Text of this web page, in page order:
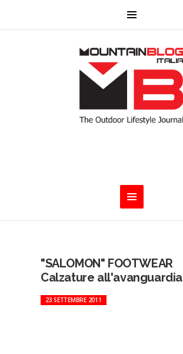
"SALOMON" FOOTWEAR
Calzature all'avanguardia
23 SETTEMBRE 2011